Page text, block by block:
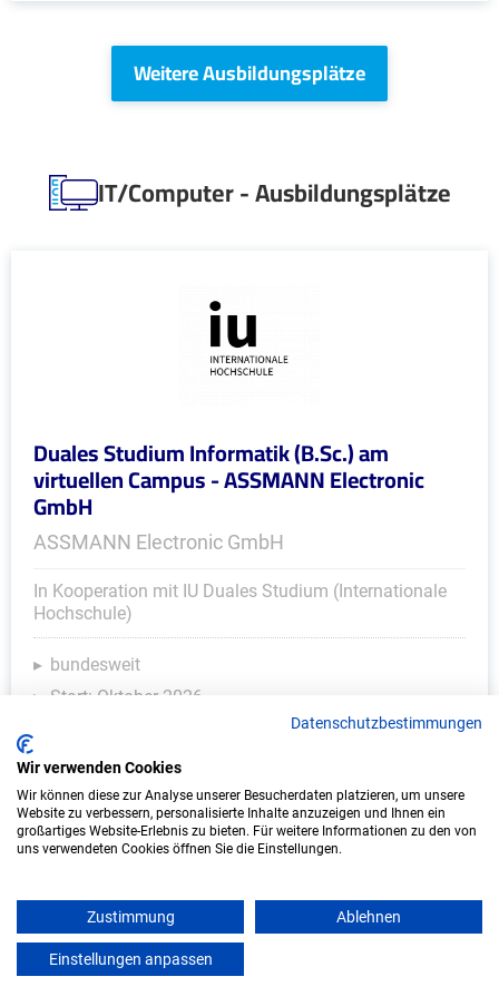
Weitere Ausbildungsplätze
IT/Computer - Ausbildungsplätze
Duales Studium Informatik (B.Sc.) am
virtuellen Campus - ASSMANN Electronic
GmbH
ASSMANN Electronic GmbH
In Kooperation mit IU Duales Studium (Internationale
Hochschule)
bundesweit
Start: Oktober 2026
Duales Studium Informatik (B.Sc.) am
Datenschutzbestimmungen
Wir verwenden Cookies
Wir können diese zur Analyse unserer Besucherdaten platzieren, um unsere
Website zu verbessern, personalisierte Inhalte anzuzeigen und Ihnen ein
großartiges Website-Erlebnis zu bieten. Für weitere Informationen zu den von
uns verwendeten Cookies öffnen Sie die Einstellungen.
Zustimmung Ablehnen
Einstellungen anpassen